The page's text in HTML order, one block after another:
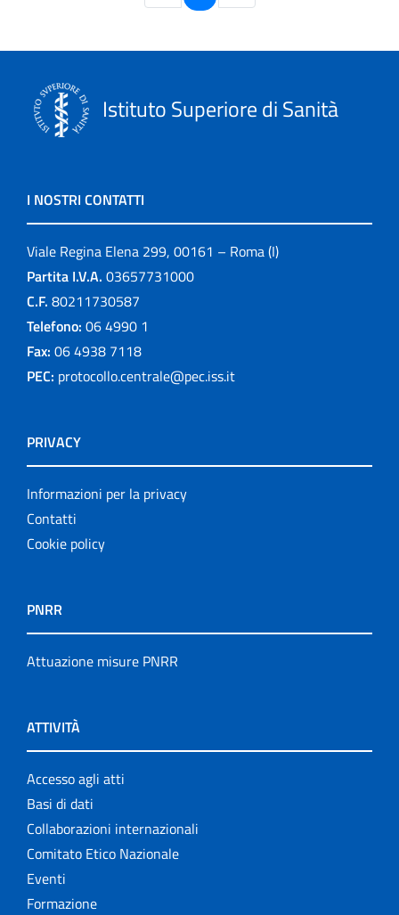
Istituto Superiore di Sanità
I NOSTRI CONTATTI
Viale Regina Elena 299, 00161 – Roma (I)
Partita I.V.A. 03657731000
C.F. 80211730587
Telefono: 06 4990 1
Fax: 06 4938 7118
PEC: protocollo.centrale@pec.iss.it
PRIVACY
Informazioni per la privacy
Contatti
Cookie policy
PNRR
Attuazione misure PNRR
ATTIVITÀ
Accesso agli atti
Basi di dati
Collaborazioni internazionali
Comitato Etico Nazionale
Eventi
Formazione